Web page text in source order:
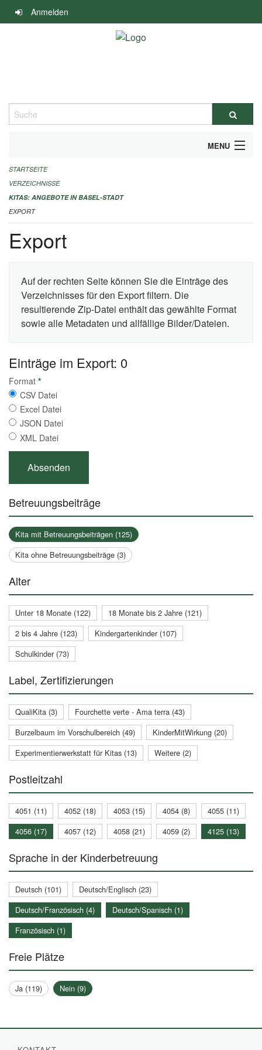
Navigation
überspringen
Anmelden
Suche
MENU
ALLGEMEINE INFORMATIONEN
IMPRESSUM
STARTSEITE
VERZEICHNISSE
KITAS: ANGEBOTE IN BASEL-STADT
EXPORT
Export
Auf der rechten Seite können Sie die Einträge des
Verzeichnisses für den Export filtern. Die
resultierende Zip-Datei enthält das gewählte Format
sowie alle Metadaten und allfällige Bilder/Dateien.
Einträge im Export: 0
Format *
CSV Datei
Excel Datei
JSON Datei
XML Datei
Betreuungsbeiträge
Kita mit Betreuungsbeiträgen (125)
Kita ohne Betreuungsbeiträge (3)
Alter
Unter 18 Monate (122)
18 Monate bis 2 Jahre (121)
2 bis 4 Jahre (123)
Kindergartenkinder (107)
Schulkinder (73)
Label, Zertifizierungen
QualiKita (3)
Fourchette verte - Ama terra (43)
Burzelbaum im Vorschulbereich (49)
KinderMitWirkung (20)
Experimentierwerkstatt für Kitas (13)
Weitere (2)
Postleitzahl
4051 (11) 4052 (18) 4053 (15) 4054 (8)
4055 (11)
4056 (17)
4057 (12) 4058 (21) 4059 (2) 4125 (13)
Sprache in der Kinderbetreuung
Deutsch (101)
Deutsch/Englisch (23)
Deutsch/Französisch (4)
Deutsch/Spanisch (1)
Französisch (1)
Freie Plätze
Ja (119) Nein (9)